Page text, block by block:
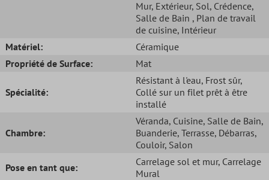
Mur, Extérieur, Sol, Crédence,
Salle de Bain , Plan de travail
de cuisine, Intérieur
Matériel:
Céramique
Propriété de Surface:
Mat
Spécialité:
Résistant à l'eau, Frost sûr,
Collé sur un filet prêt à être
installé
Chambre:
Véranda, Cuisine, Salle de Bain,
Buanderie, Terrasse, Débarras,
Couloir, Salon
Pose en tant que:
Carrelage sol et mur, Carrelage
Mural